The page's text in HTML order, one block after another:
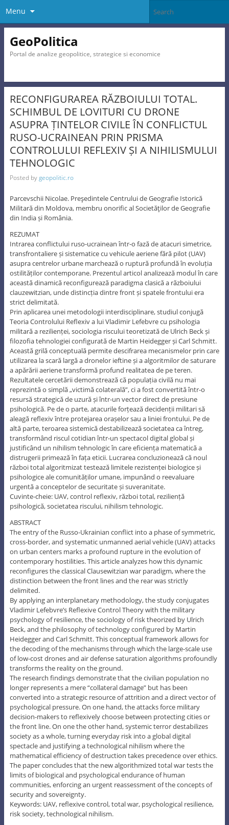
Menu
GeoPolitica
Portal de analize geopolitice, strategice si economice
RECONFIGURAREA RĂZBOIULUI TOTAL.
SCHIMBUL DE LOVITURI CU DRONE
ASUPRA ȚINTELOR CIVILE ÎN CONFLICTUL
RUSO-UCRAINEAN PRIN PRISMA
CONTROLULUI REFLEXIV ȘI A NIHILISMULUI
TEHNOLOGIC
Posted bygeopolitic.ro
Parcevschii Nicolae. Preşedintele Centrului de Geografie Istorică
Militară din Moldova, membru onorific al Societăţilor de Geografie
din India și România.
REZUMAT
Intrarea conflictului ruso-ucrainean într-o fază de atacuri simetrice,
transfrontaliere și sistematice cu vehicule aeriene fără pilot (UAV)
asupra centrelor urbane marchează o ruptură profundă în evoluția
ostilităților contemporane. Prezentul articol analizează modul în care
această dinamică reconfigurează paradigma clasică a războiului
clauzewitzian, unde distincția dintre front și spatele frontului era
strict delimitată.
Prin aplicarea unei metodologii interdisciplinare, studiul conjugă
Teoria Controlului Reflexiv a lui Vladimir Lefebvre cu psihologia
militară a rezilienței, sociologia riscului teoretizată de Ulrich Beck și
filozofia tehnologiei configurată de Martin Heidegger și Carl Schmitt.
Această grilă conceptuală permite descifrarea mecanismelor prin care
utilizarea la scară largă a dronelor ieftine și a algoritmilor de saturare
a apărării aeriene transformă profund realitatea de pe teren.
Rezultatele cercetării demonstrează că populația civilă nu mai
reprezintă o simplă „victimă colaterală”, ci a fost convertită într-o
resursă strategică de uzură și într-un vector direct de presiune
psihologică. Pe de o parte, atacurile forțează decidenții militari să
aleagă reflexiv între protejarea orașelor sau a liniei frontului. Pe de
altă parte, teroarea sistemică destabilizează societatea ca întreg,
transformând riscul cotidian într-un spectacol digital global și
justificând un nihilism tehnologic în care eficiența matematică a
distrugerii primează în fața eticii. Lucrarea concluzionează că noul
război total algoritmizat testează limitele rezistenței biologice și
psihologice ale comunităților umane, impunând o reevaluare
urgentă a conceptelor de securitate și suveranitate.
Cuvinte-cheie: UAV, control reflexiv, război total, reziliență
psihologică, societatea riscului, nihilism tehnologic.
ABSTRACT
The entry of the Russo-Ukrainian conflict into a phase of symmetric,
cross-border, and systematic unmanned aerial vehicle (UAV) attacks
on urban centers marks a profound rupture in the evolution of
contemporary hostilities. This article analyzes how this dynamic
reconfigures the classical Clausewitzian war paradigm, where the
distinction between the front lines and the rear was strictly
delimited.
By applying an interplanetary methodology, the study conjugates
Vladimir Lefebvre’s Reflexive Control Theory with the military
psychology of resilience, the sociology of risk theorized by Ulrich
Beck, and the philosophy of technology configured by Martin
Heidegger and Carl Schmitt. This conceptual framework allows for
the decoding of the mechanisms through which the large-scale use
of low-cost drones and air defense saturation algorithms profoundly
transforms the reality on the ground.
The research findings demonstrate that the civilian population no
longer represents a mere “collateral damage” but has been
converted into a strategic resource of attrition and a direct vector of
psychological pressure. On one hand, the attacks force military
decision-makers to reflexively choose between protecting cities or
the front line. On one the other hand, systemic terror destabilizes
society as a whole, turning everyday risk into a global digital
spectacle and justifying a technological nihilism where the
mathematical efficiency of destruction takes precedence over ethics.
The paper concludes that the new algorithmized total war tests the
limits of biological and psychological endurance of human
communities, enforcing an urgent reassessment of the concepts of
security and sovereignty.
Keywords: UAV, reflexive control, total war, psychological resilience,
risk society, technological nihilism.